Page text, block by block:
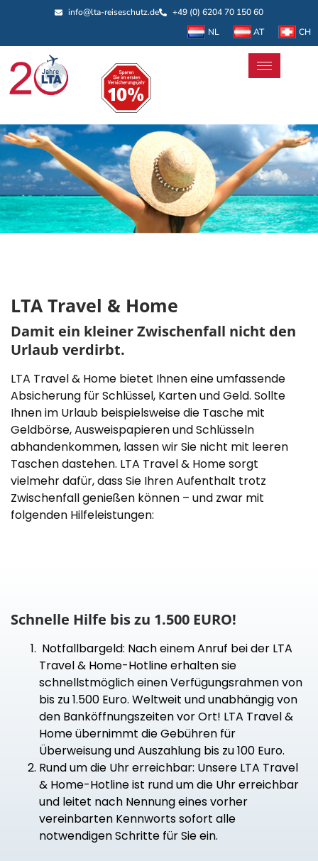
info@lta-reiseschutz.de
+49 (0) 6204 70 150 60
NL
AT CH
LTA Travel & Home
Damit ein kleiner Zwischenfall nicht den
Urlaub verdirbt.
LTA Travel & Home bietet Ihnen eine umfassende
Absicherung für Schlüssel, Karten und Geld. Sollte
Ihnen im Urlaub beispielsweise die Tasche mit
Geldbörse, Ausweispapieren und Schlüsseln
abhandenkommen, lassen wir Sie nicht mit leeren
Taschen dastehen. LTA Travel & Home sorgt
vielmehr dafür, dass Sie Ihren Aufenthalt trotz
Zwischenfall genießen können – und zwar mit
folgenden Hilfeleistungen:
Schnelle Hilfe bis zu 1.500 EURO!
Notfallbargeld: Nach einem Anruf bei der LTA
Travel & Home-Hotline erhalten sie
schnellstmöglich einen Verfügungsrahmen von
bis zu 1.500 Euro. Weltweit und unabhängig von
den Banköffnungszeiten vor Ort! LTA Travel &
Home übernimmt die Gebühren für
Überweisung und Auszahlung bis zu 100 Euro.
Rund um die Uhr erreichbar: Unsere LTA Travel
& Home-Hotline ist rund um die Uhr erreichbar
und leitet nach Nennung eines vorher
vereinbarten Kennworts sofort alle
notwendigen Schritte für Sie ein.